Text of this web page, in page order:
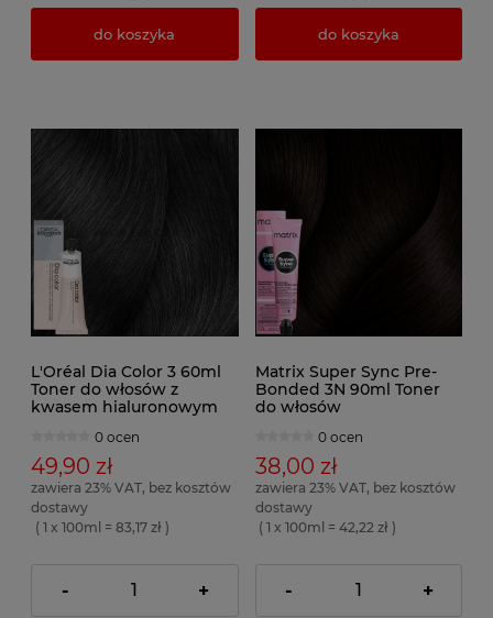
do koszyka do koszyka
L'Oréal Dia Color 3 60ml
Toner do włosów z
kwasem hialuronowym
0 ocen
49,90 zł
zawiera 23% VAT, bez kosztów
dostawy
( 1 x 100ml = 83,17 zł )
- +
Matrix Super Sync Pre-
Bonded 3N 90ml Toner
do włosów
0 ocen
38,00 zł
zawiera 23% VAT, bez kosztów
dostawy
( 1 x 100ml = 42,22 zł )
- +